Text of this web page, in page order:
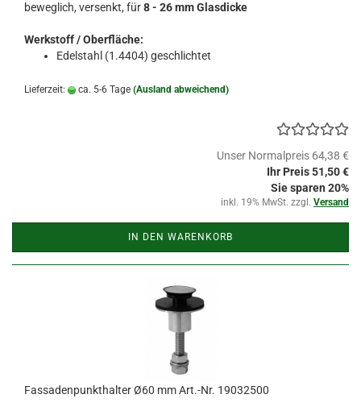
beweglich, versenkt, für8 - 26 mm Glasdicke
Werkstoff / Oberfläche:
Edelstahl (1.4404) geschlichtet
Lieferzeit: ca. 5-6 Tage (Ausland abweichend)
Unser Normalpreis 64,38 €
Ihr Preis 51,50 €
Sie sparen 20%
inkl. 19% MwSt. zzgl. Versand
IN DEN WARENKORB
Fassadenpunkthalter Ø60 mm Art.-Nr. 19032500